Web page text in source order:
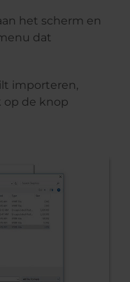
het scherm en
dat
importeren,
op de knop